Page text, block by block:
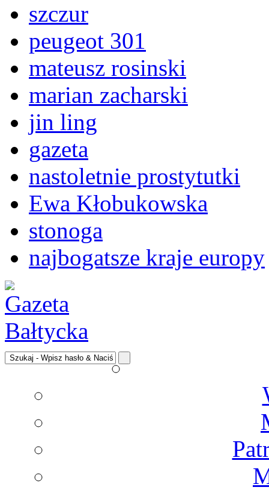
szczur
peugeot 301
mateusz rosinski
marian zacharski
jin ling
gazeta
nastoletnie prostytutki
Ewa Kłobukowska
stonoga
najbogatsze kraje europy